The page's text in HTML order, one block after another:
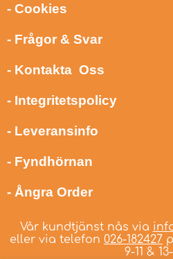
- Cookies
- Frågor & Svar
- Kontakta Oss
- Integritetspolicy
- Leveransinfo
- Fyndhörnan
- Ångra Order
Vår kundtjänst nås via
eller via telefon 026-182427
9-11 &